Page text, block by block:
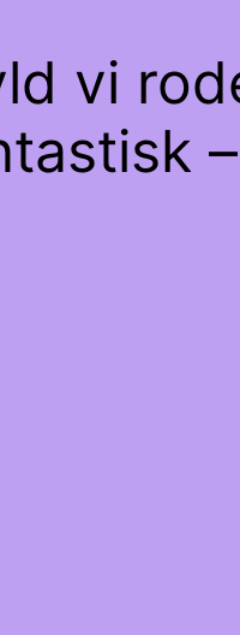
vi